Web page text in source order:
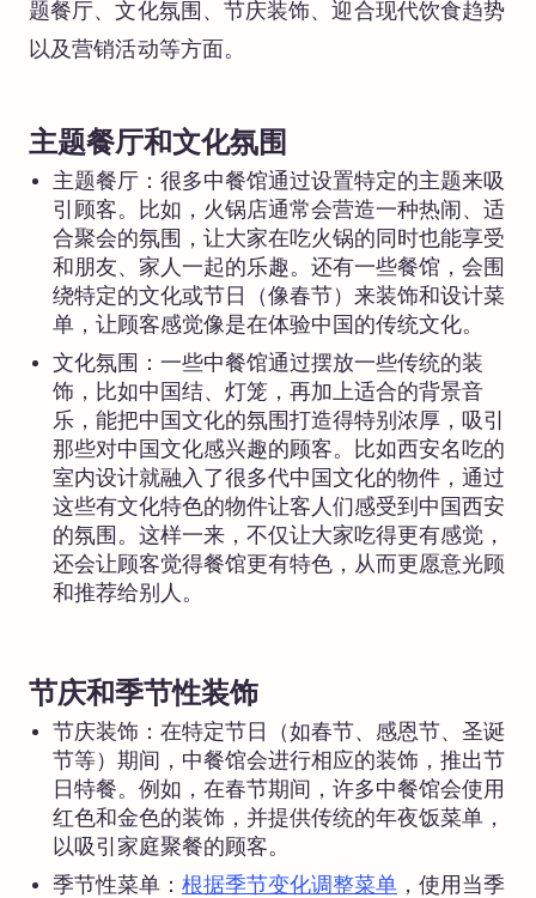
题餐厅、文化氛围、节庆装饰、迎合现代饮食趋势
以及营销活动等方面。
主题餐厅和文化氛围
主题餐厅：很多中餐馆通过设置特定的主题来吸
引顾客。比如，火锅店通常会营造一种热闹、适
合聚会的氛围，让大家在吃火锅的同时也能享受
和朋友、家人一起的乐趣。还有一些餐馆，会围
绕特定的文化或节日（像春节）来装饰和设计菜
单，让顾客感觉像是在体验中国的传统文化。
文化氛围：一些中餐馆通过摆放一些传统的装
饰，比如中国结、灯笼，再加上适合的背景音
乐，能把中国文化的氛围打造得特别浓厚，吸引
那些对中国文化感兴趣的顾客。比如西安名吃的
室内设计就融入了很多代中国文化的物件，通过
这些有文化特色的物件让客人们感受到中国西安
的氛围。这样一来，不仅让大家吃得更有感觉，
还会让顾客觉得餐馆更有特色，从而更愿意光顾
和推荐给别人。
节庆和季节性装饰
节庆装饰：在特定节日（如春节、感恩节、圣诞
节等）期间，中餐馆会进行相应的装饰，推出节
日特餐。例如，在春节期间，许多中餐馆会使用
红色和金色的装饰，并提供传统的年夜饭菜单，
以吸引家庭聚餐的顾客。
季节性菜单： 根据季节变化调整菜单 ，使用当季